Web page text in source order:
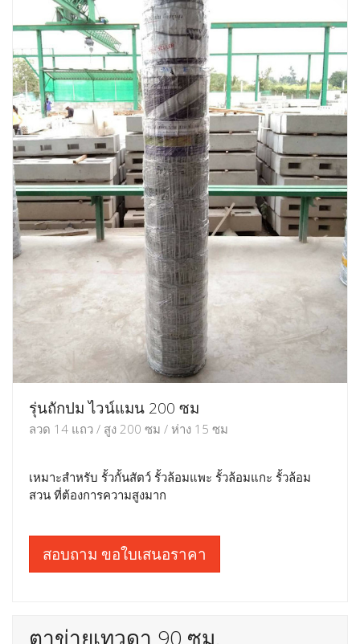
รุ่นถักปม ไวน์แมน 200 ซม
ลวด 14 แถว / สูง 200 ซม / ห่าง 15 ซม
เหมาะสำหรับ รั้วกั้นสัตว์ รั้วล้อมแพะ รั้วล้อมแกะ รั้วล้อม
สวน ที่ต้องการความสูงมาก
สอบถาม ขอใบเสนอราคา
ตาข่ายเทวดา 90 ซม.